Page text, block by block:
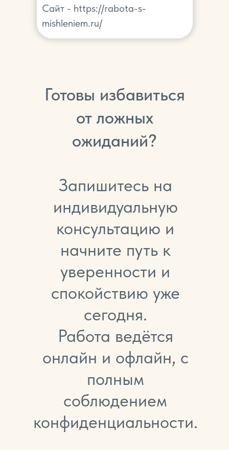
Сайт - https://rabota-s-
mishleniem.ru/
Запишитесь на
индивидуальную
консультацию и
начните путь к
уверенности и
спокойствию уже
сегодня.
Работа ведётся
онлайн и офлайн, с
полным
соблюдением
конфиденциальности.
Готовы избавиться
от ложных
ожиданий?